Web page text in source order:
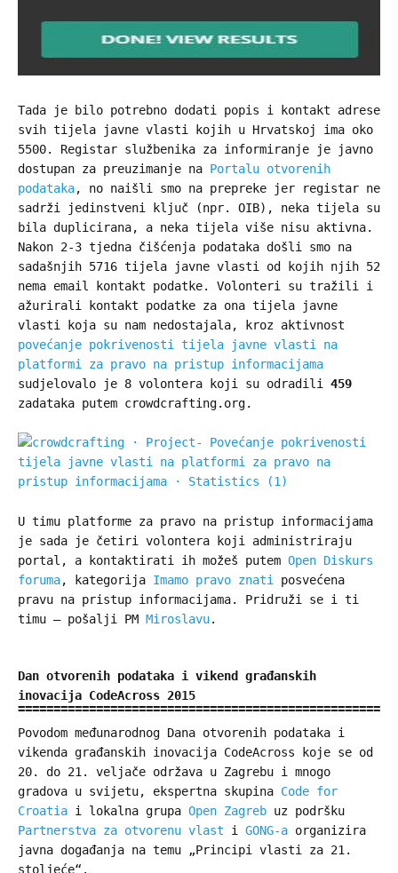
Tada je bilo potrebno dodati popis i kontakt adrese
svih tijela javne vlasti kojih u Hrvatskoj ima oko
5500. Registar službenika za informiranje je javno
dostupan za preuzimanje na Portalu otvorenih
podataka, no naišli smo na prepreke jer registar ne
sadrži jedinstveni ključ (npr. OIB), neka tijela su
bila duplicirana, a neka tijela više nisu aktivna.
Nakon 2-3 tjedna čišćenja podataka došli smo na
sadašnjih 5716 tijela javne vlasti od kojih njih 52
nema email kontakt podatke. Volonteri su tražili i
ažurirali kontakt podatke za ona tijela javne
vlasti koja su nam nedostajala, kroz aktivnost
povećanje pokrivenosti tijela javne vlasti na
platformi za pravo na pristup informacijama
sudjelovalo je 8 volontera koji su odradili 459
zadataka putem crowdcrafting.org.
U timu platforme za pravo na pristup informacijama
je sada je četiri volontera koji administriraju
portal, a kontaktirati ih možeš putem Open Diskurs
foruma, kategorija Imamo pravo znati
posvećena
pravu na pristup informacijama. Pridruži se i ti
timu – pošalji PM Miroslavu.
Dan otvorenih podataka i vikend građanskih
inovacija CodeAcross 2015
Povodom međunarodnog Dana otvorenih podataka i
vikenda građanskih inovacija CodeAcross koje se od
20. do 21. veljače održava u Zagrebu i mnogo
gradova u svijetu, ekspertna skupina Code for
Croatia i lokalna grupa Open Zagreb uz podršku
Partnerstva za otvorenu vlast i GONG-a organizira
javna događanja na temu „Principi vlasti za 21.
stoljeće“.